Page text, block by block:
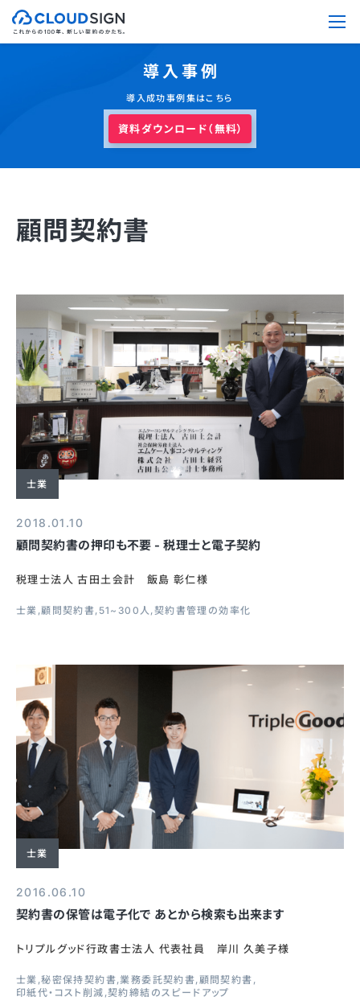
導入事例
導入成功事例集はこちら
資料ダウンロード（無料）
顧問契約書
士業
2018.01.10
顧問契約書の押印も不要 - 税理士と電子契約
税理士法人 古田土会計 飯島 彰仁様
士業 顧問契約書 51~300人 契約書管理の効率化
士業
2016.06.10
契約書の保管は電子化で あとから検索も出来ます
トリプルグッド行政書士法人 代表社員 岸川 久美子様
士業 秘密保持契約書 業務委託契約書 顧問契約書
印紙代・コスト削減 契約締結のスピードアップ